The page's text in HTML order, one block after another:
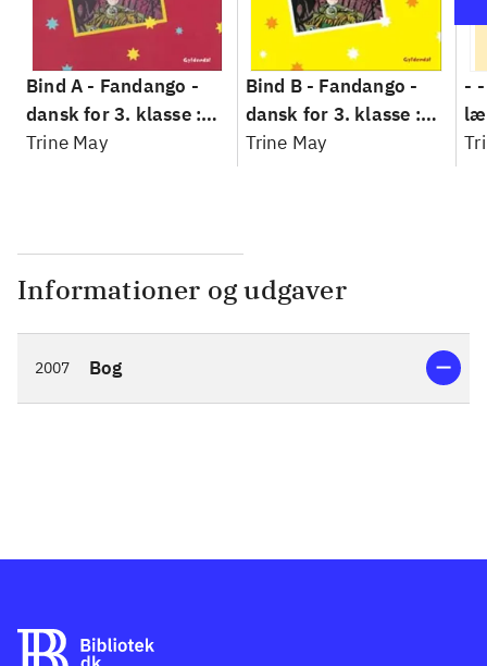
Bind A - Fandango -
dansk for 3. klasse :
grundbog --
Trine May
Bind B - Fandango -
dansk for 3. klasse :
grundbog --
Trine May
-
Informationer og udgaver
2007 Bog